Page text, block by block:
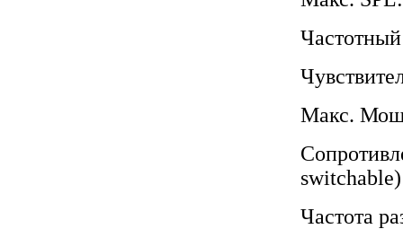
Макс.
switchable)
Частота